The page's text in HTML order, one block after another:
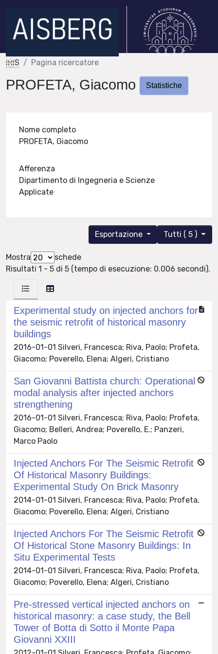
IRIS Pagina ricercatore
PROFETA, Giacomo Statistiche
Nome completo
PROFETA, Giacomo
Afferenza
Dipartimento di Ingegneria e Scienze
Applicate
Tutti ( 5 )
Esportazione
Mostra
schede
Risultati 1 - 5 di 5 (tempo di esecuzione: 0.006 secondi).
Experimental study on injected anchors for
the seismic retrofit of historical masonry
buildings
2016-01-01 Silveri, Francesca; Riva, Paolo; Profeta,
Giacomo; Poverello, Elena; Algeri, Cristiano
San Giovanni Battista church: Operational
modal analysis after injected anchors
strengthening
2016-01-01 Silveri, Francesca; Riva, Paolo; Profeta,
Giacomo; Belleri, Andrea; Poverello, E.; Panzeri,
Marco Paolo
Injected Anchors For The Seismic Retrofit
Of Historical Masonry Buildings:
Experimental Study On Brick Masonry
2014-01-01 Silveri, Francesca; Riva, Paolo; Profeta,
Giacomo; Poverello, Elena; Algeri, Cristiano
Injected Anchors For The Seismic Retrofit
Of Historical Stone Masonry Buildings: In
Situ Experimental Tests
2014-01-01 Silveri, Francesca; Riva, Paolo; Profeta,
Giacomo; Poverello, Elena; Algeri, Cristiano
Pre-stressed vertical injected anchors on
historical masonry: a case study, the Bell
Tower of Botta di Sotto il Monte Papa
Giovanni XXIII